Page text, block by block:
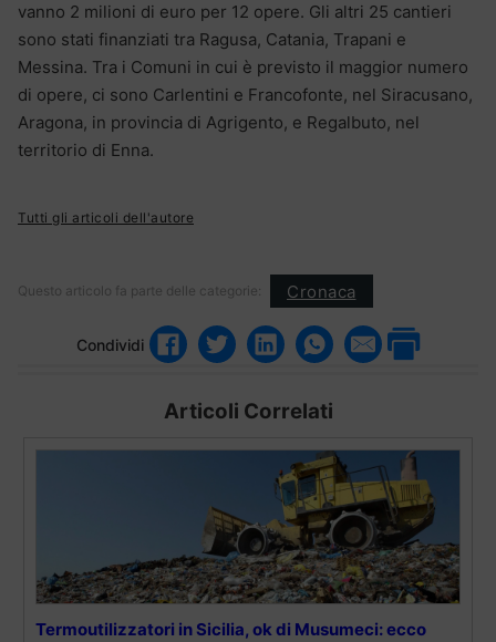
vanno 2 milioni di euro per 12 opere. Gli altri 25 cantieri
sono stati finanziati tra Ragusa, Catania, Trapani e
Messina. Tra i Comuni in cui è previsto il maggior numero
di opere, ci sono Carlentini e Francofonte, nel Siracusano,
Aragona, in provincia di Agrigento, e Regalbuto, nel
territorio di Enna.
Tutti gli articoli dell'autore
Questo articolo fa parte delle categorie: Cronaca
Condividi
Articoli Correlati
Termoutilizzatori in Sicilia, ok di Musumeci: ecco